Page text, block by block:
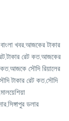
খবর,আজকের টাকার
রেট কত,আজকের
কত,আজকে সৌদি রিয়ালের
টাকার রেট কত,সৌদি
ডলার